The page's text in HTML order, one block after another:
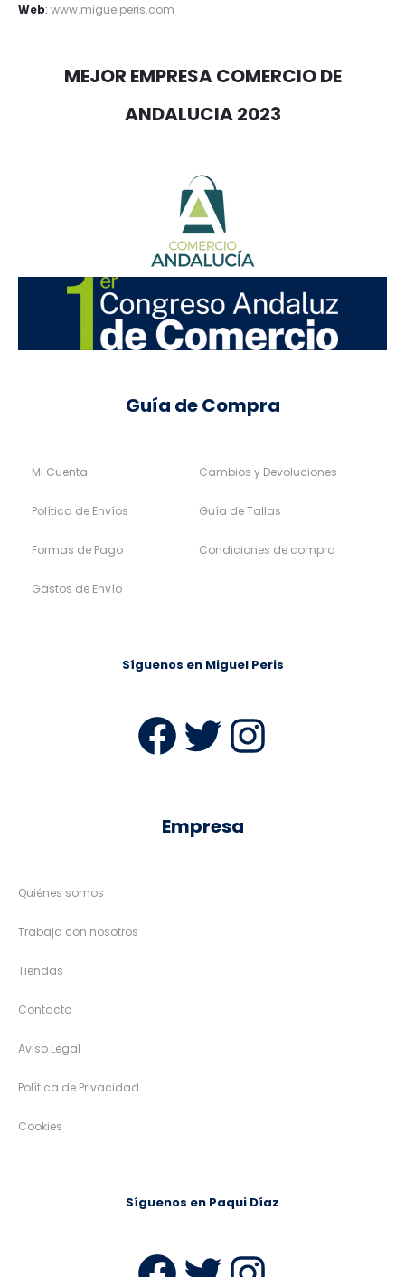
Web: www.miguelperis.com
MEJOR EMPRESA COMERCIO DE
ANDALUCIA 2023
Guía de Compra
Mi Cuenta
Política de Envíos
Formas de Pago
Gastos de Envío
Cambios y Devoluciones
Guía de Tallas
Condiciones de compra
Síguenos en Miguel Peris
Facebook
Twitter
Empresa
Quiénes somos
Trabaja con nosotros
Tiendas
Contacto
Aviso Legal
Política de Privacidad
Cookies
Síguenos en Paqui Díaz